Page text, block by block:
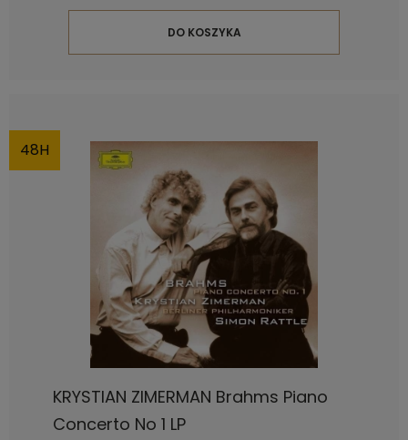
DO KOSZYKA
KRYSTIAN ZIMERMAN Brahms Piano
Concerto No 1 LP
48H